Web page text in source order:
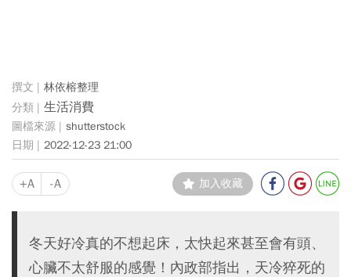
林依榕整理
生活消費
shutterstock
2022-12-23 21:00
+A -A 加入收藏
冬天好冷真的不想起床，太快起來甚至會有頭、
心臟不太舒服的感覺！內政部指出，天冷猝死的